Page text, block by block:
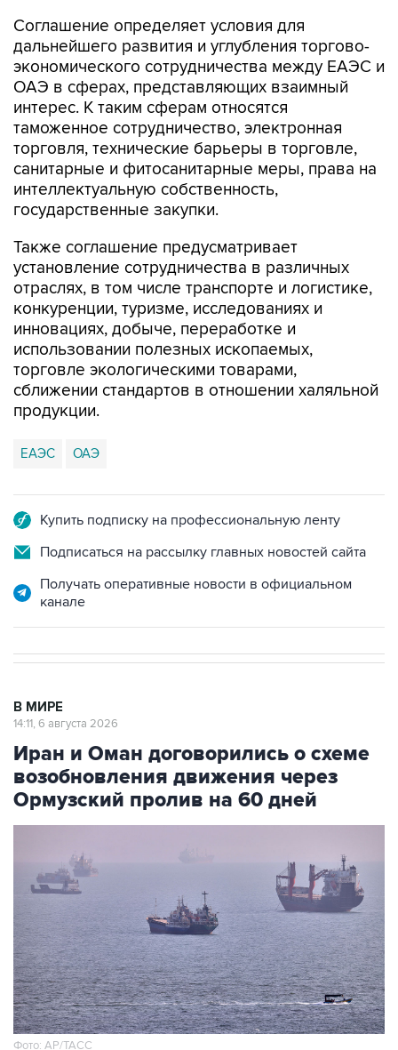
Соглашение определяет условия для
дальнейшего развития и углубления торгово-
экономического сотрудничества между ЕАЭС и
ОАЭ в сферах, представляющих взаимный
интерес. К таким сферам относятся
таможенное сотрудничество, электронная
торговля, технические барьеры в торговле,
санитарные и фитосанитарные меры, права на
интеллектуальную собственность,
государственные закупки.
Также соглашение предусматривает
установление сотрудничества в различных
отраслях, в том числе транспорте и логистике,
конкуренции, туризме, исследованиях и
инновациях, добыче, переработке и
использовании полезных ископаемых,
торговле экологическими товарами,
сближении стандартов в отношении халяльной
продукции.
ЕАЭС ОАЭ
Купить подписку на профессиональную ленту
Подписаться на рассылку главных новостей сайта
Получать оперативные новости в официальном
канале
В МИРЕ
14:11, 6 августа 2026
Иран и Оман договорились о схеме
возобновления движения через
Ормузский пролив на 60 дней
Фото: AP/ТАСС